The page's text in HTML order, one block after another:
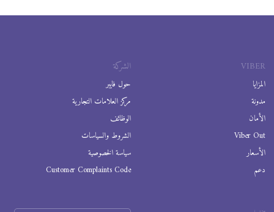
VIBER
المزايا
مدونة
الأمان
Viber Out
الأسعار
دعم
الشركة
حول فايبر
مركز العلامات التجارية
الوظائف
الشروط والسياسات
سياسة الخصوصية
Customer Complaints Code